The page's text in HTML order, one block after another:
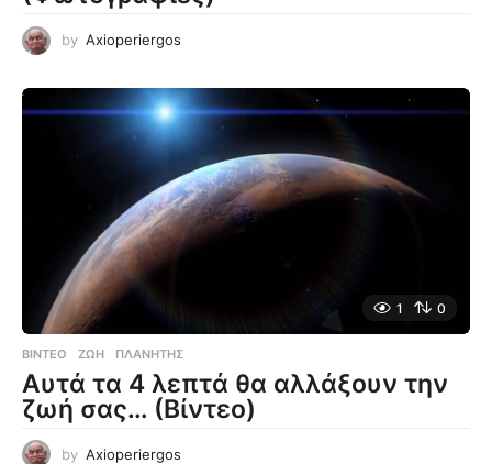
by Axioperiergos
1 0
ΒΊΝΤΕΟ ΖΩΉ ,ΠΛΑΝΉΤΗΣ
Αυτά τα 4 λεπτά θα αλλάξουν την
ζωή σας… (Βίντεο)
by Axioperiergos